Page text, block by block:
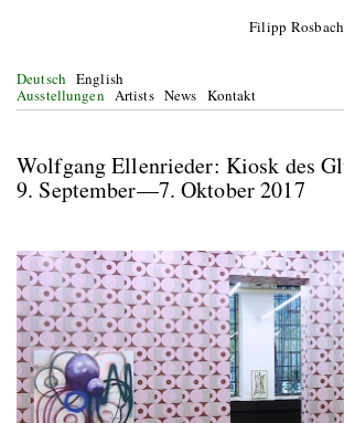
Filipp
Deutsch English
Ausstellungen Artists News Kontakt
Wolfgang Ellenrieder: Kiosk des
9. September—7. Oktober 2017